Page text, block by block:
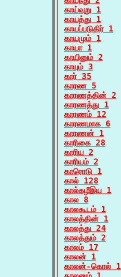
காய்வுறு 1
காயத்து 1
காயப்படுதிர் 1
காயமும் 1
காயா 1
காயினும் 2
காயும் 3
கார் 35
காரண 5
காரணத்தின் 2
காரணத்து 1
காரணம் 12
காரணமாக 6
காரணன் 1
காரிகை 28
காரிய 2
காரியம் 2
காரொடு 1
கால் 128
கால்கழீஇய 1
கால 8
காலகூடம் 1
காலத்தின் 1
காலத்து 24
காலத்தும் 2
காலம் 17
காலன் 1
காலன்-கொல் 1